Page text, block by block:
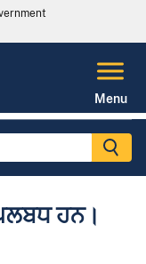
Menu
ਹਨ।